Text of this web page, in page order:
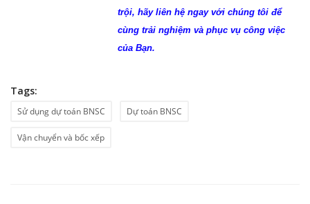
trội, hãy liên hệ ngay với chúng tôi để
cùng trải nghiệm và phục vụ công việc
của Bạn.
Tags:
Sử dụng dự toán BNSC Dự toán BNSC
Vận chuyển và bốc xếp